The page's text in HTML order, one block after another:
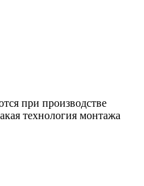
при производстве
технология монтажа